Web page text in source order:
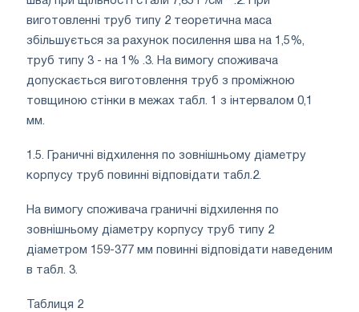
виготовленні труб типу 2 теоретична маса
збільшується за рахунок посилення шва на 1,5%,
труб типу 3 - на 1% .3. На вимогу споживача
допускається виготовлення труб з проміжною
товщиною стінки в межах табл. 1 з інтервалом 0,1
мм.
1.5. Граничні відхилення по зовнішньому діаметру
корпусу труб повинні відповідати табл.2.
На вимогу споживача граничні відхилення по
зовнішньому діаметру корпусу труб типу 2
діаметром 159-377 мм повинні відповідати наведеним
в табл. 3.
Таблиця 2